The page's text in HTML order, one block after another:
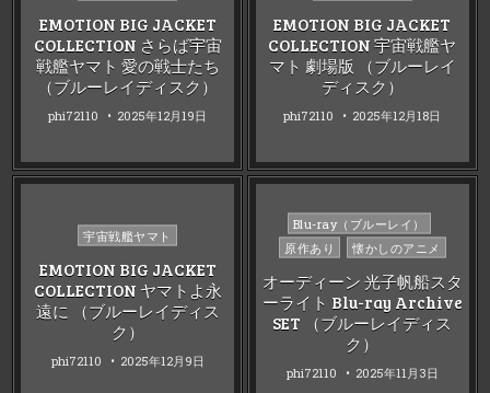
EMOTION BIG JACKET
COLLECTION さらば宇宙
戦艦ヤマト 愛の戦士たち
（ブルーレイディスク）
phi72110 2025年12月19日
EMOTION BIG JACKET
COLLECTION 宇宙戦艦ヤ
マト 劇場版 （ブルーレイ
ディスク）
phi72110 2025年12月18日
Posted
宇宙戦艦ヤマト
EMOTION BIG JACKET
COLLECTION ヤマトよ永
遠に （ブルーレイディス
ク）
phi72110 2025年12月9日
Posted
in
Blu-ray（ブルーレイ）
原作あり
懐かしのアニメ
オーディーン 光子帆船スタ
ーライト Blu-ray Archive
SET （ブルーレイディス
ク）
phi72110 2025年11月3日